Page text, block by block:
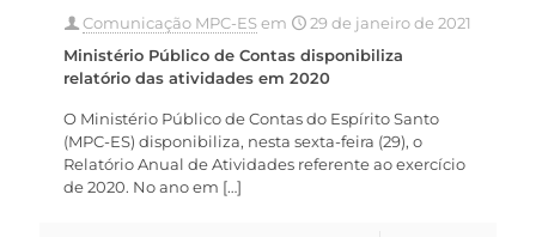
Comunicação MPC-ESem
29 de janeiro de 2021
Ministério Público de Contas disponibiliza
relatório das atividades em 2020
O Ministério Público de Contas do Espírito Santo
(MPC-ES) disponibiliza, nesta sexta-feira (29), o
Relatório Anual de Atividades referente ao exercício
de 2020. No ano em […]